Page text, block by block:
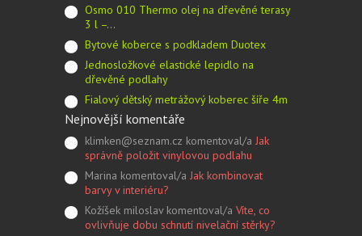
Osmo 010 Thermo olej na dřevěné terasy
3 l –…
Bytové koberce s podkladem Duotex
Jednosložkové elastické lepidlo na
dřevěné podlahy
Fialový dětský metrážový koberec šíře 4m
Nejnovější komentáře
klimken@seznam.cz komentoval/a Jak
správně položit vinylovou podlahu
Marina komentoval/a Jak kombinovat
barvy v interiéru?
Kožíšek miloslav komentoval/a Víte, co
ovlivňuje dobu schnutí nivelační stěrky?